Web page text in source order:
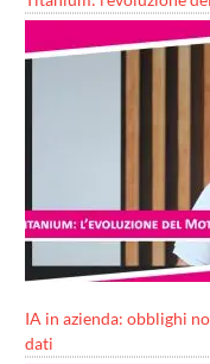
IA in azienda: obblighi
dati